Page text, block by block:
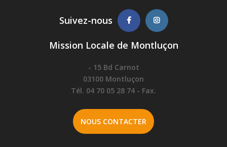
Suivez-nous
Mission Locale de Montluçon
- 15 Bd Carnot
03100 Montluçon
Tél. 04 70 05 28 74 - Fax.
NOUS CONTACTER